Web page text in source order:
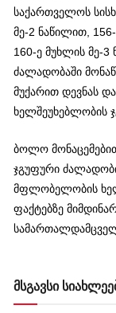
საქართველოს
მე-2 ნაწილით,
160-ე მუხლის მე-3
ძალადობაში
მუქარით დევნას
ხელშეუხებლობის
ბოლო
ჯგუფური
მფლობელობის
ფაქტებზე
მსგავსი